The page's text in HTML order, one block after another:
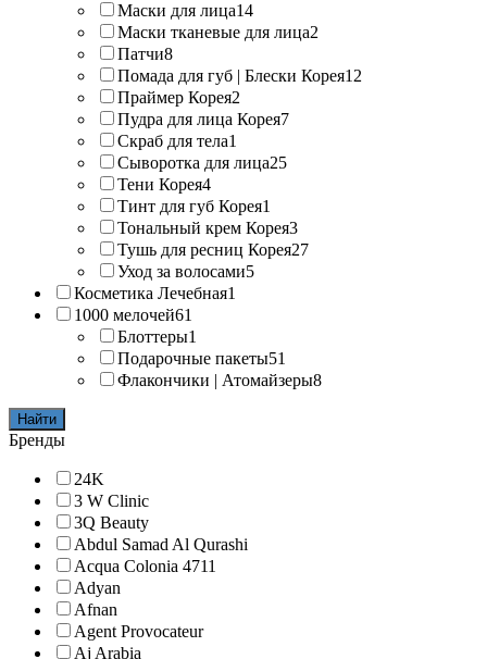
Маски для лица14
Маски тканевые для лица2
Патчи8
Помада для губ | Блески Корея12
Праймер Корея2
Пудра для лица Корея7
Скраб для тела1
Сыворотка для лица25
Тени Корея4
Тинт для губ Корея1
Тональный крем Корея3
Тушь для ресниц Корея27
Уход за волосами5
Косметика Лечебная1
1000 мелочей61
Блоттеры1
Подарочные пакеты51
Флакончики | Атомайзеры8
Найти
Бренды
24K
3 W Clinic
3Q Beauty
Abdul Samad Al Qurashi
Acqua Colonia 4711
Adyan
Afnan
Agent Provocateur
Aj Arabia